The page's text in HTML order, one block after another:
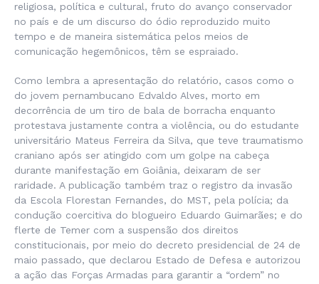
religiosa, política e cultural, fruto do avanço conservador
no país e de um discurso do ódio reproduzido muito
tempo e de maneira sistemática pelos meios de
comunicação hegemônicos, têm se espraiado.
Como lembra a apresentação do relatório, casos como o
do jovem pernambucano Edvaldo Alves, morto em
decorrência de um tiro de bala de borracha enquanto
protestava justamente contra a violência, ou do estudante
universitário Mateus Ferreira da Silva, que teve traumatismo
craniano após ser atingido com um golpe na cabeça
durante manifestação em Goiânia, deixaram de ser
raridade. A publicação também traz o registro da invasão
da Escola Florestan Fernandes, do MST, pela polícia; da
condução coercitiva do blogueiro Eduardo Guimarães; e do
flerte de Temer com a suspensão dos direitos
constitucionais, por meio do decreto presidencial de 24 de
maio passado, que declarou Estado de Defesa e autorizou
a ação das Forças Armadas para garantir a “ordem” no